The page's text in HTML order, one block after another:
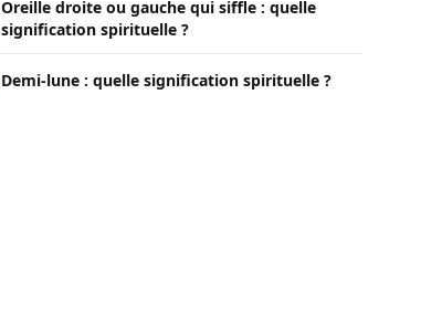
Oreille droite ou gauche qui siffle : quelle
signification spirituelle ?
Demi-lune : quelle signification spirituelle ?